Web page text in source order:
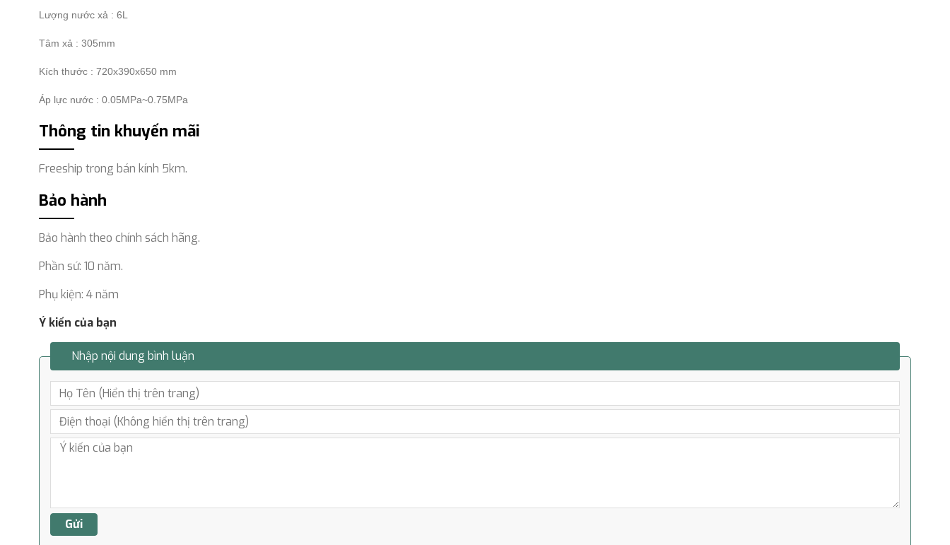
Lượng nước xả : 6L
Tâm xả : 305mm
Kích thước : 720x390x650 mm
Áp lực nước : 0.05MPa~0.75MPa
Thông tin khuyến mãi
Freeship trong bán kính 5km.
Bảo hành
Bảo hành theo chính sách hãng.
Phần sứ: 10 năm.
Phụ kiện: 4 năm
Ý kiến của bạn
Nhập nội dung bình luận